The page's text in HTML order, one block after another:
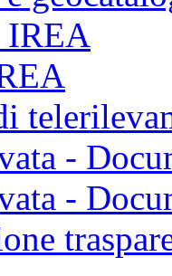
IREA
-
-